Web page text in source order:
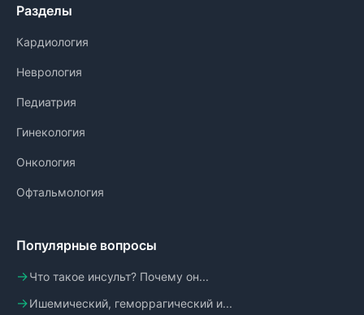
Разделы
Кардиология
Неврология
Педиатрия
Гинекология
Онкология
Офтальмология
Популярные вопросы
Что такое инсульт? Почему он...
Ишемический, геморрагический и...